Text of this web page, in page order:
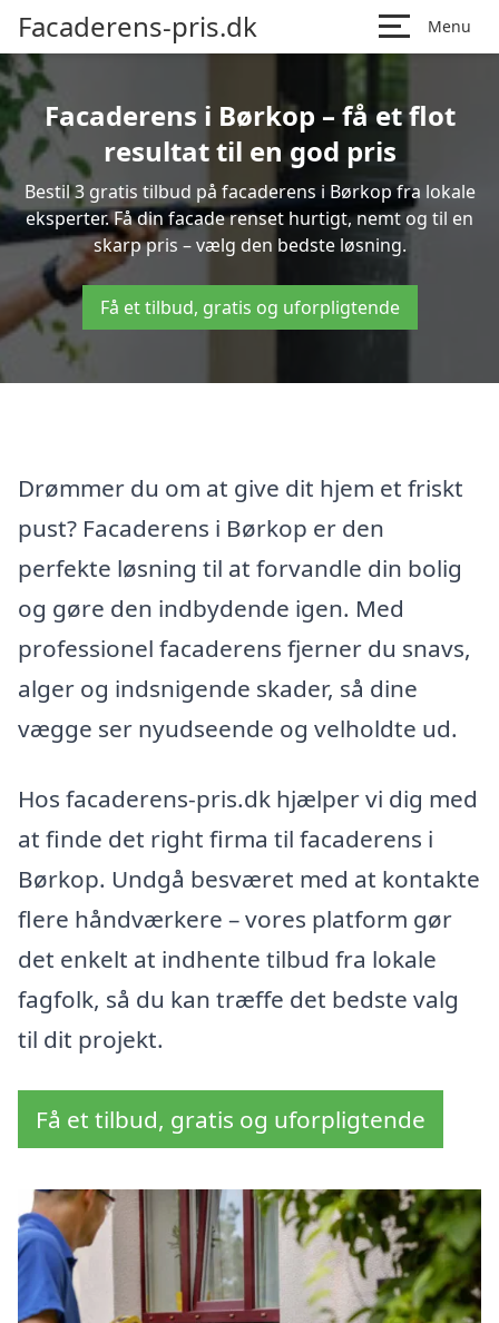
Facaderens-pris.dk Menu
Facaderens i Børkop – få et flot
resultat til en god pris
Bestil 3 gratis tilbud på facaderens i Børkop fra lokale
eksperter. Få din facade renset hurtigt, nemt og til en
skarp pris – vælg den bedste løsning.
Få et tilbud, gratis og uforpligtende
Drømmer du om at give dit hjem et friskt
pust? Facaderens i Børkop er den
perfekte løsning til at forvandle din bolig
og gøre den indbydende igen. Med
professionel facaderens fjerner du snavs,
alger og indsnigende skader, så dine
vægge ser nyudseende og velholdte ud.
Hos facaderens-pris.dk hjælper vi dig med
at finde det right firma til facaderens i
Børkop. Undgå besværet med at kontakte
flere håndværkere – vores platform gør
det enkelt at indhente tilbud fra lokale
fagfolk, så du kan træffe det bedste valg
til dit projekt.
Få et tilbud, gratis og uforpligtende